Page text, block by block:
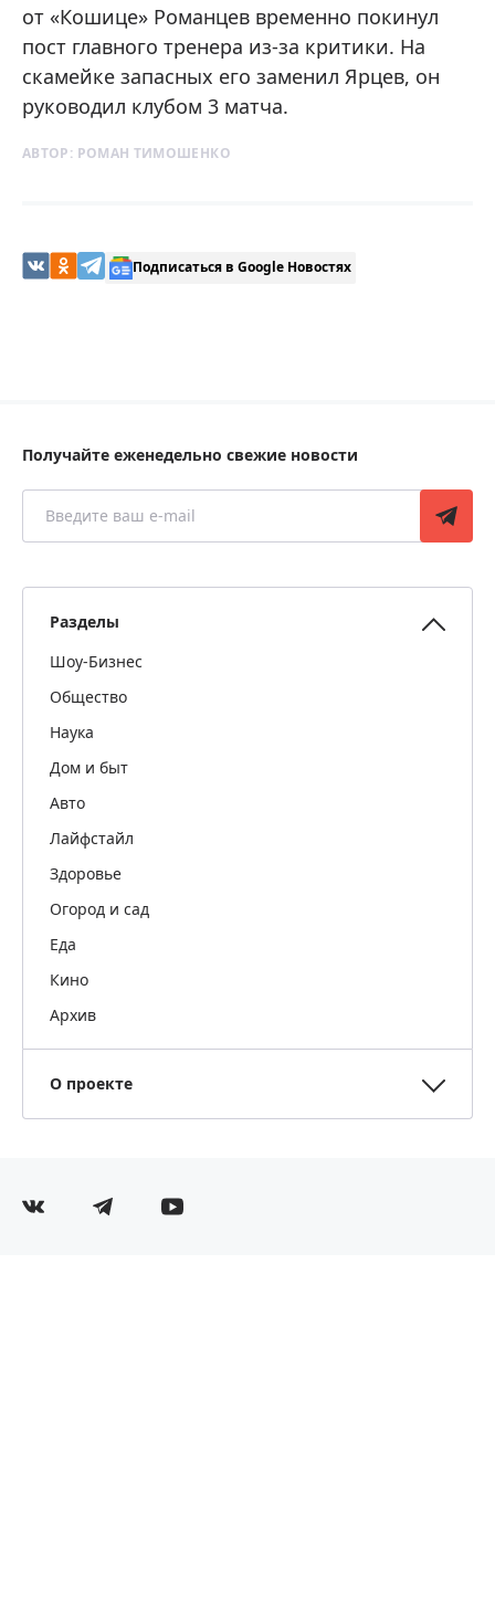
от «Кошице» Романцев временно покинул
пост главного тренера из-за критики. На
скамейке запасных его заменил Ярцев, он
руководил клубом 3 матча.
АВТОР: РОМАН ТИМОШЕНКО
Подписаться в Google Новостях
Получайте еженедельно свежие новости
Разделы
Шоу-Бизнес
Общество
Наука
Дом и быт
Авто
Лайфстайл
Здоровье
Огород и сад
Еда
Кино
Архив
О проекте